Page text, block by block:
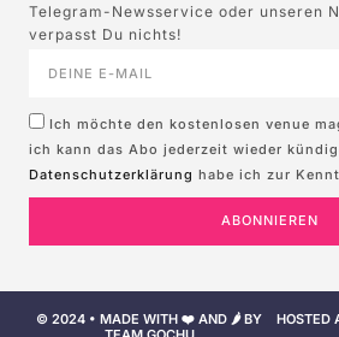
Telegram-Newsservice oder unseren
verpasst Du nichts!
Ich möchte den kostenlosen venue
ich kann das Abo jederzeit wieder
Datenschutzerklärung habe ich zur
ABONNIEREN
© 2024 • MADE WITH ❤️ AND 🌶️ BY
HOSTED